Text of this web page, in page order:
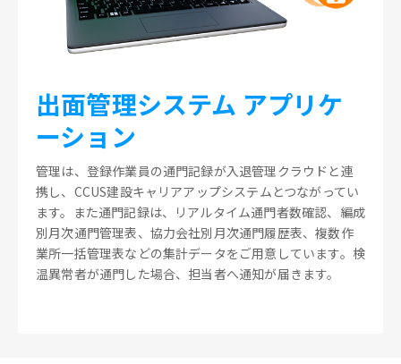
出面管理システム アプリケ
ーション
管理は、登録作業員の通門記録が入退管理クラウドと連
携し、CCUS建設キャリアアップシステムとつながってい
ます。また通門記録は、リアルタイム通門者数確認、編成
別月次通門管理表、協力会社別月次通門履歴表、複数作
業所一括管理表などの集計データをご用意しています。検
温異常者が通門した場合、担当者へ通知が届きます。